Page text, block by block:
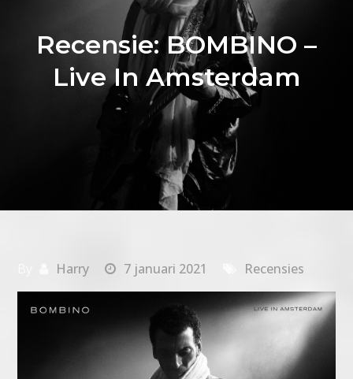
Recensie: BOMBINO –
Live In Amsterdam
Harry 7 januari 2021 Recensies